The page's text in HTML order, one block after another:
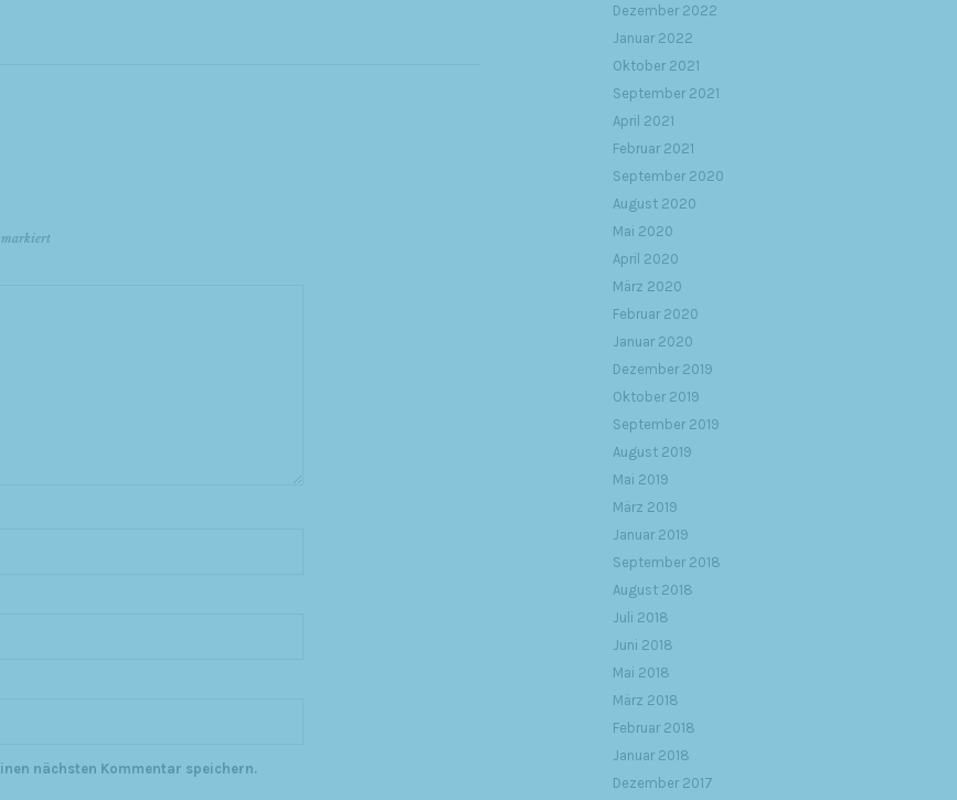
markiert
nächsten Kommentar speichern.
Dezember 2022
Januar 2022
Oktober 2021
September 2021
April 2021
Februar 2021
September 2020
August 2020
Mai 2020
April 2020
März 2020
Februar 2020
Januar 2020
Dezember 2019
Oktober 2019
September 2019
August 2019
Mai 2019
März 2019
Januar 2019
September 2018
August 2018
Juli 2018
Juni 2018
Mai 2018
März 2018
Februar 2018
Januar 2018
Dezember 2017